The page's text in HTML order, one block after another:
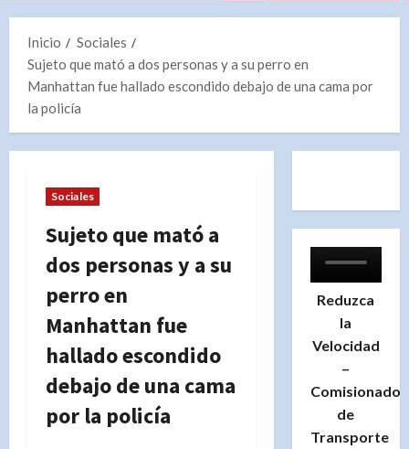
Inicio
Sociales
Sujeto que mató a dos personas y a su perro en
Manhattan fue hallado escondido debajo de una cama por
la policía
Sociales
Sujeto que mató a
dos personas y a su
perro en
Manhattan fue
hallado escondido
debajo de una cama
por la policía
Reduzca
la
Velocidad
–
Comisionado
de
Transporte